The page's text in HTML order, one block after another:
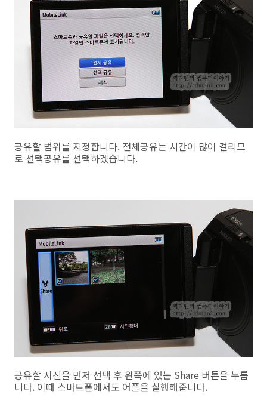
공유할 범위를 지정합니다. 전체공유는 시간이 많이 걸리므
로 선택공유를 선택하겠습니다.
공유할 사진을 먼저 선택 후 왼쪽에 있는 Share 버튼을 누릅
니다. 이때 스마트폰에서도 어플을 실행해줍니다.